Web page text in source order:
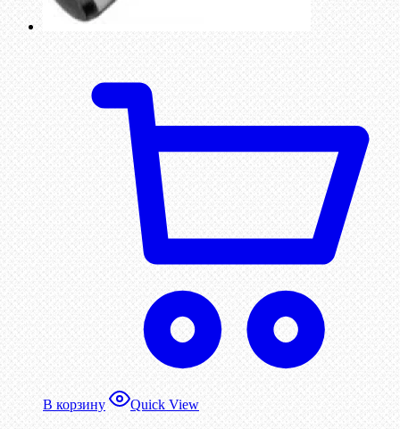
В корзину Quick View